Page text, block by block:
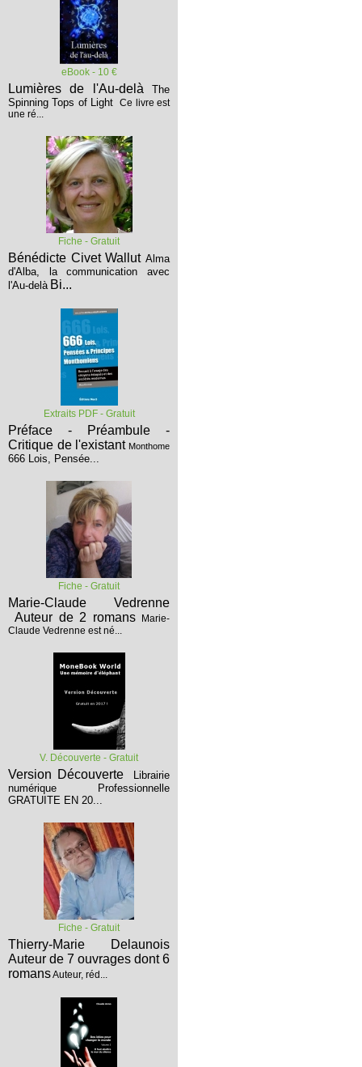
eBook - 10 €
Lumières de l'Au-delà The
Spinning Tops of Light Ce livre est
une ré...
Fiche - Gratuit
Bénédicte Civet Wallut Alma
d'Alba, la communication avec
l'Au-delà Bi...
Extraits PDF - Gratuit
Préface - Préambule -
Critique de l'existant Monthome
666 Lois, Pensée...
Fiche - Gratuit
Marie-Claude Vedrenne
Auteur de 2 romans
Marie-
Claude Vedrenne est né...
V. Découverte - Gratuit
Version Découverte
Librairie
numérique Professionnelle
GRATUITE EN 20...
Fiche - Gratuit
Thierry-Marie Delaunois
Auteur de 7 ouvrages dont 6
romansAuteur, réd...